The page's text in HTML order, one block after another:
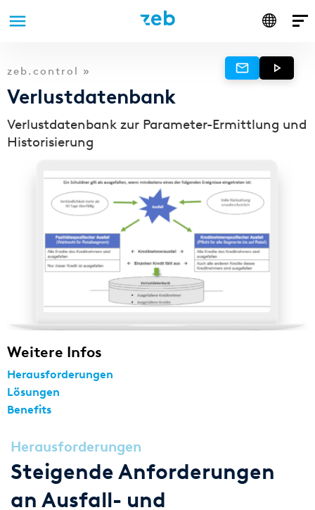
Inhalt
Anmelden
zeb.control »
Verlustdatenbank
Verlustdatenbank zur Parameter-Ermittlung und
Historisierung
Weitere Infos
Herausforderungen
Lösungen
Benefits
Herausforderungen
Steigende Anforderungen
an Ausfall- und